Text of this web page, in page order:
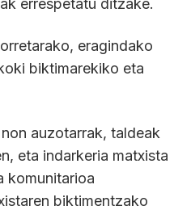
errespetatu ditzake.
eragindako
biktimarekiko eta
auzotarrak, taldeak
eta indarkeria matxista
komunitarioa
biktimentzako